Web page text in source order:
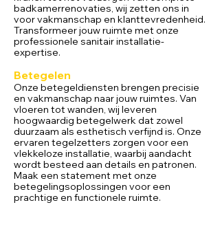
badkamerrenovaties, wij zetten ons in
voor vakmanschap en klanttevredenheid.
Transformeer jouw ruimte met onze
professionele sanitair installatie-
expertise.
Betegelen
Onze betegeldiensten brengen precisie
en vakmanschap naar jouw ruimtes. Van
vloeren tot wanden, wij leveren
hoogwaardig betegelwerk dat zowel
duurzaam als esthetisch verfijnd is. Onze
ervaren tegelzetters zorgen voor een
vlekkeloze installatie, waarbij aandacht
wordt besteed aan details en patronen.
Maak een statement met onze
betegelingsoplossingen voor een
prachtige en functionele ruimte.